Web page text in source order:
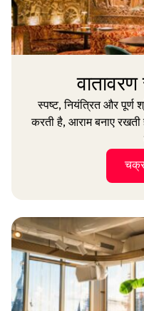
स्पष्ट, नियंत्रित और पूर्ण
करती है, आराम बनाए